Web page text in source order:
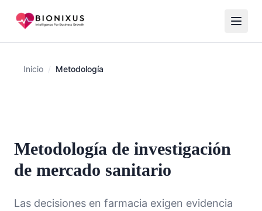
Inicio / Metodología
Metodología de investigación
de mercado sanitario
Las decisiones en farmacia exigen evidencia